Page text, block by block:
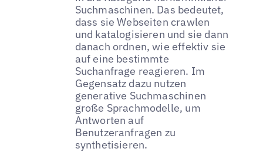
Suchmaschinen. Das bedeutet,
dass sie Webseiten crawlen
und katalogisieren und sie dann
danach ordnen, wie effektiv sie
auf eine bestimmte
Suchanfrage reagieren. Im
Gegensatz dazu nutzen
generative Suchmaschinen
große Sprachmodelle, um
Antworten auf
Benutzeranfragen zu
synthetisieren.